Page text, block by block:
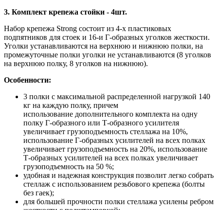
3. Комплект крепежа стойки - 4шт.
Набор крепежа Strong состоит из 4-х пластиковых
подпятников для стоек и 16-и Г-образных уголков жесткости.
Уголки устанавливаются на верхнюю и нижнюю полки, на
промежуточные полки уголки не устанавливаются (8 уголков
на верхнюю полку, 8 уголков на нижнюю).
Особенности:
3 полки с максимальной распределенной нагрузкой 140
кг на каждую полку, причем
использование дополнительного комплекта на одну
полку Г-образного или Т-образного усилителя
увеличивает грузоподъемность стеллажа на 10%,
использование Г-образных усилителей на всех полках
увеличивает грузоподъемность на 20%, использование
Т-образных усилителей на всех полках увеличивает
грузоподъемность на 50 %;
удобная и надежная конструкция позволит легко собрать
стеллаж с использованием резьбового крепежа (болты
без гаек);
для большей прочности полки стеллажа усилены ребром